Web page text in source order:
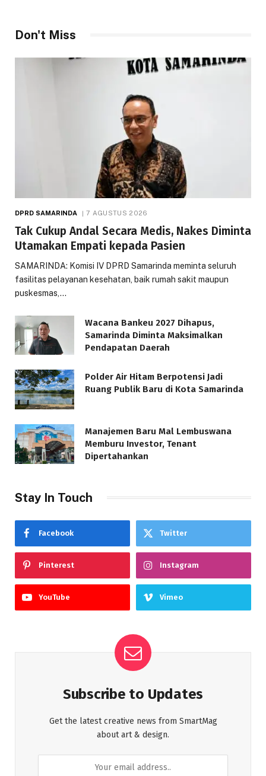
Don't Miss
DPRD SAMARINDA 7 AGUSTUS 2026
Tak Cukup Andal Secara Medis, Nakes Diminta
Utamakan Empati kepada Pasien
SAMARINDA: Komisi IV DPRD Samarinda meminta seluruh
fasilitas pelayanan kesehatan, baik rumah sakit maupun
puskesmas,…
Wacana Bankeu 2027 Dihapus,
Samarinda Diminta Maksimalkan
Pendapatan Daerah
Polder Air Hitam Berpotensi Jadi
Ruang Publik Baru di Kota Samarinda
Manajemen Baru Mal Lembuswana
Memburu Investor, Tenant
Dipertahankan
Stay In Touch
Facebook Twitter
Pinterest Instagram
YouTube Vimeo
Subscribe to Updates
Get the latest creative news from SmartMag
about art & design.